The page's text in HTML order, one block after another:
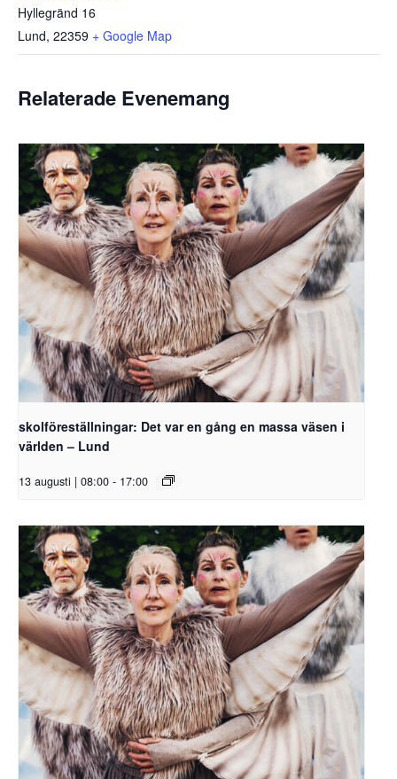
Hyllegränd 16
Lund, 22359 + Google Map
Relaterade Evenemang
skolföreställningar: Det var en gång en massa väsen i
världen – Lund
13 augusti | 08:00 - 17:00